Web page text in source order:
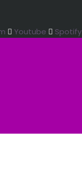
Youtube Spotify